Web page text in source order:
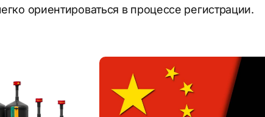
ориентироваться в процессе регистрации.
Відправити
*Натискаючи «Відправити», ви погоджуєтеся з нашою
Отправить
* Нажимая «отправить», вы соглашаетесь с нашей